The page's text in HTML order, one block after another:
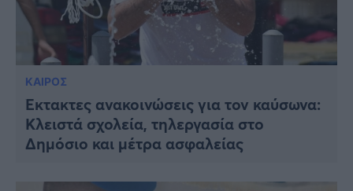
ΚΑΙΡΟΣ
Έκτακτες ανακοινώσεις για τον καύσωνα:
Κλειστά σχολεία, τηλεργασία στο
Δημόσιο και μέτρα ασφαλείας